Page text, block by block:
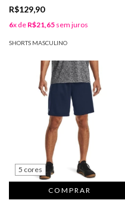
R$129,90
6x de R$21,65 sem juros
SHORTS MASCULINO
5 cores
COMPRAR